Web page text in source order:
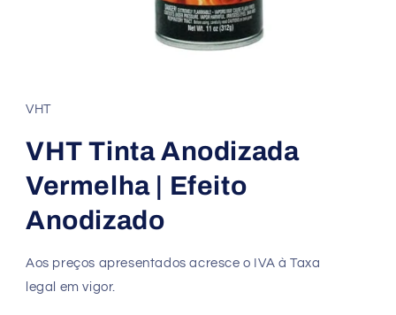
VHT
VHT Tinta Anodizada
Vermelha | Efeito
Anodizado
Aos preços apresentados acresce o IVA à Taxa
legal em vigor.